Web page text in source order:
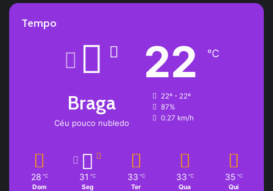
Tempo
Braga
Céu pouco nubledo
22 ℃
22º - 22º
87%
0.27 km/h
28 ℃
Dom
31 ℃
Seg
33 ℃
Ter
33 ℃
Qua
35 ℃
Qui